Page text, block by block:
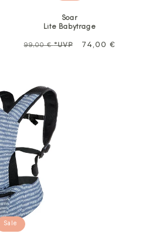
Soar
Lite Babytrage
Normalpreis
99,00 €*UVP Sale
74,00 €
Sale